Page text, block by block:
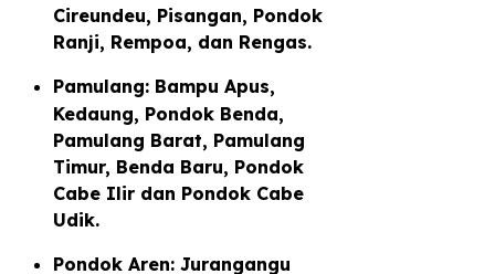
Cireundeu, Pisangan, Pondok
Ranji, Rempoa, dan Rengas.
Pamulang: Bampu Apus,
Kedaung, Pondok Benda,
Pamulang Barat, Pamulang
Timur, Benda Baru, Pondok
Cabe Ilir dan Pondok Cabe
Udik.
Pondok Aren: Jurangangu